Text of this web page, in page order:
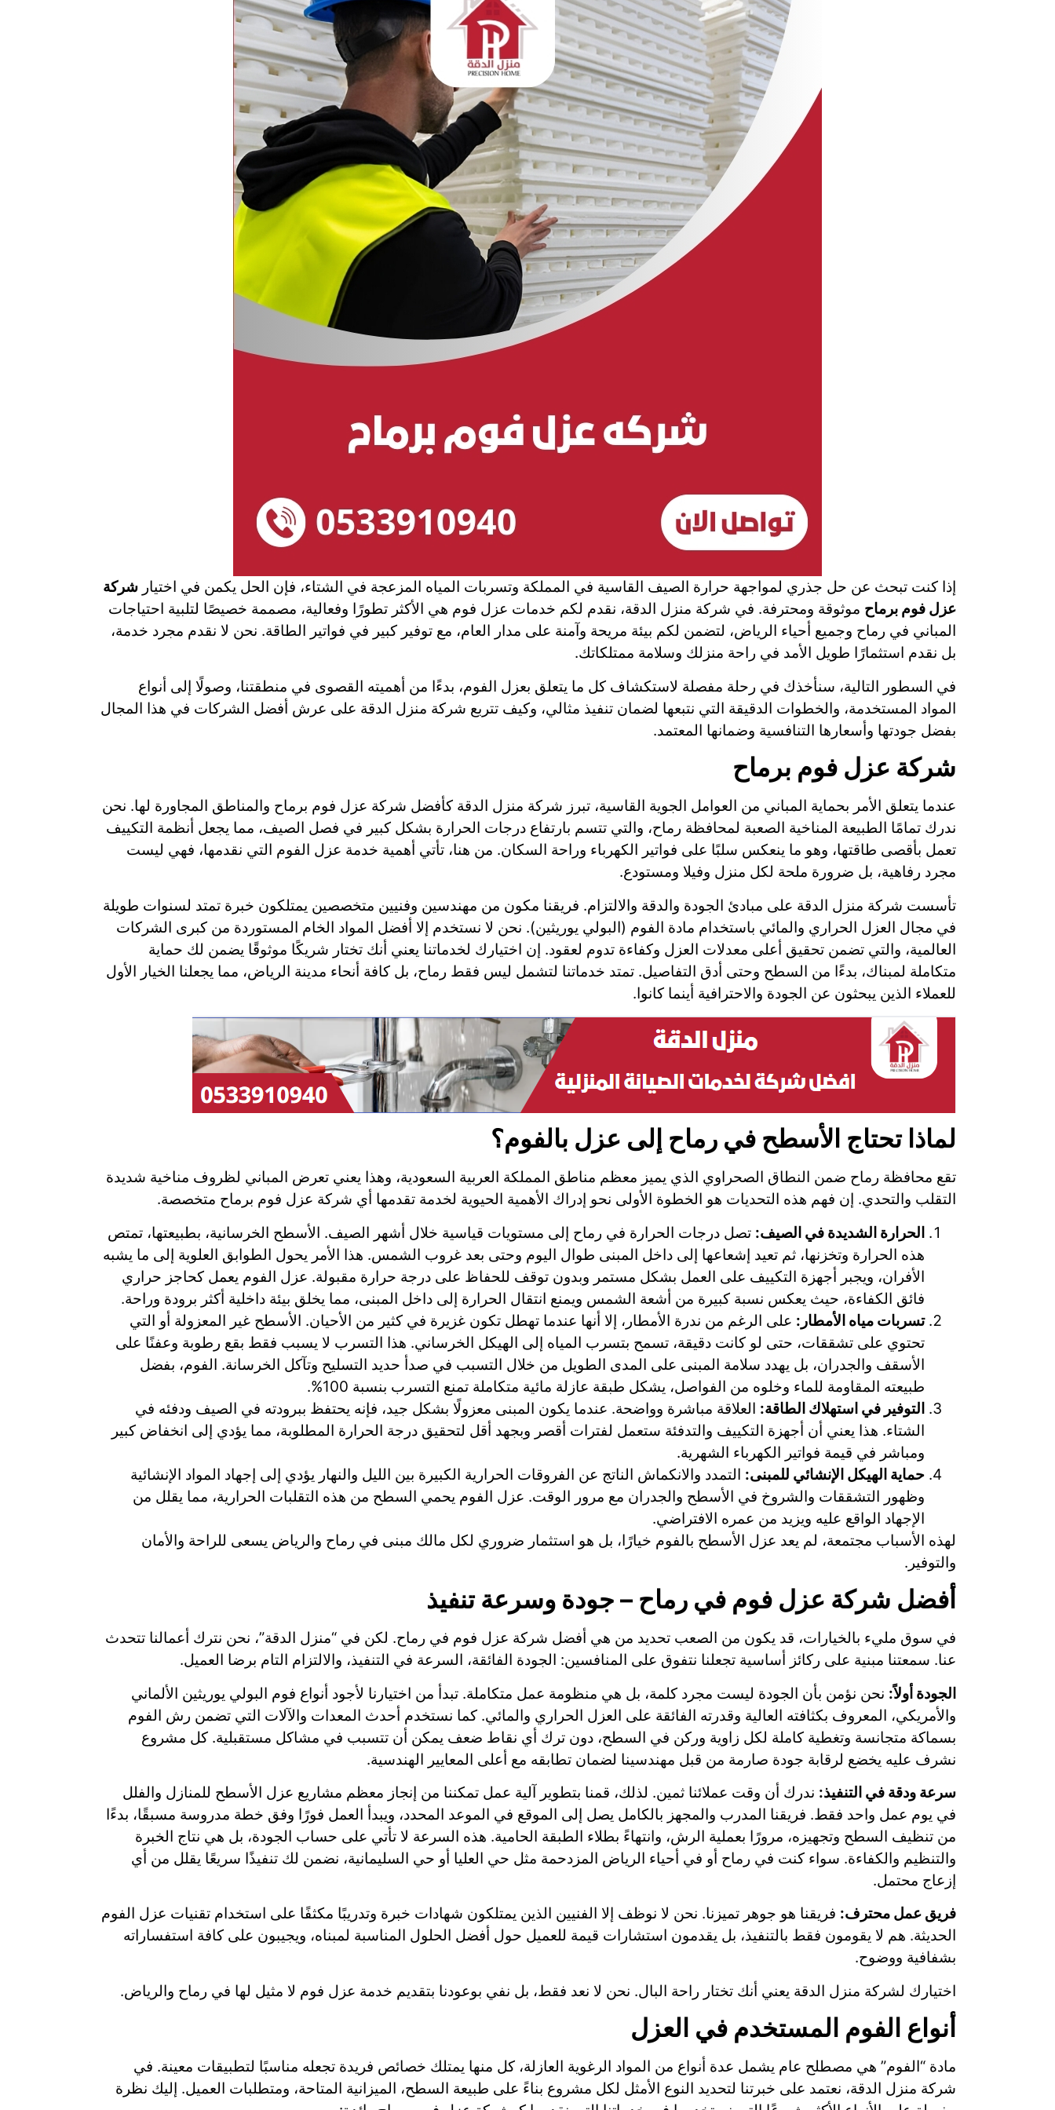
إذا كنت تبحث عن حل جذري لمواجهة حرارة الصيف القاسية في المملكة وتسربات المياه المزعجة في الشتاء، فإن الحل يكمن في اختيارشركة
عزل فوم برماح موثوقة ومحترفة. في شركة منزل الدقة، نقدم لكم خدمات عزل فوم هي الأكثر تطورًا وفعالية، مصممة خصيصًا لتلبية احتياجات
المباني في رماح وجميع أحياء الرياض، لتضمن لكم بيئة مريحة وآمنة على مدار العام، مع توفير كبير في فواتير الطاقة. نحن لا نقدم مجرد خدمة،
بل نقدم استثمارًا طويل الأمد في راحة منزلك وسلامة ممتلكاتك.
في السطور التالية، سنأخذك في رحلة مفصلة لاستكشاف كل ما يتعلق بعزل الفوم، بدءًا من أهميته القصوى في منطقتنا، وصولًا إلى أنواع
المواد المستخدمة، والخطوات الدقيقة التي نتبعها لضمان تنفيذ مثالي، وكيف تتربع شركة منزل الدقة على عرش أفضل الشركات في هذا المجال
بفضل جودتها وأسعارها التنافسية وضمانها المعتمد.
شركة عزل فوم برماح
عندما يتعلق الأمر بحماية المباني من العوامل الجوية القاسية، تبرز شركة منزل الدقة كأفضل شركة عزل فوم برماح والمناطق المجاورة لها. نحن
ندرك تمامًا الطبيعة المناخية الصعبة لمحافظة رماح، والتي تتسم بارتفاع درجات الحرارة بشكل كبير في فصل الصيف، مما يجعل أنظمة التكييف
تعمل بأقصى طاقتها، وهو ما ينعكس سلبًا على فواتير الكهرباء وراحة السكان. من هنا، تأتي أهمية خدمة عزل الفوم التي نقدمها، فهي ليست
مجرد رفاهية، بل ضرورة ملحة لكل منزل وفيلا ومستودع.
تأسست شركة منزل الدقة على مبادئ الجودة والدقة والالتزام. فريقنا مكون من مهندسين وفنيين متخصصين يمتلكون خبرة تمتد لسنوات طويلة
في مجال العزل الحراري والمائي باستخدام مادة الفوم (البولي يوريثين). نحن لا نستخدم إلا أفضل المواد الخام المستوردة من كبرى الشركات
العالمية، والتي تضمن تحقيق أعلى معدلات العزل وكفاءة تدوم لعقود. إن اختيارك لخدماتنا يعني أنك تختار شريكًا موثوقًا يضمن لك حماية
متكاملة لمبناك، بدءًا من السطح وحتى أدق التفاصيل. تمتد خدماتنا لتشمل ليس فقط رماح، بل كافة أنحاء مدينة الرياض، مما يجعلنا الخيار الأول
للعملاء الذين يبحثون عن الجودة والاحترافية أينما كانوا.
لماذا تحتاج الأسطح في رماح إلى عزل بالفوم؟
تقع محافظة رماح ضمن النطاق الصحراوي الذي يميز معظم مناطق المملكة العربية السعودية، وهذا يعني تعرض المباني لظروف مناخية شديدة
التقلب والتحدي. إن فهم هذه التحديات هو الخطوة الأولى نحو إدراك الأهمية الحيوية لخدمة تقدمها أي شركة عزل فوم برماح متخصصة.
الحرارة الشديدة في الصيف: تصل درجات الحرارة في رماح إلى مستويات قياسية خلال أشهر الصيف. الأسطح الخرسانية، بطبيعتها، تمتص
هذه الحرارة وتخزنها، ثم تعيد إشعاعها إلى داخل المبنى طوال اليوم وحتى بعد غروب الشمس. هذا الأمر يحول الطوابق العلوية إلى ما يشبه
الأفران، ويجبر أجهزة التكييف على العمل بشكل مستمر وبدون توقف للحفاظ على درجة حرارة مقبولة. عزل الفوم يعمل كحاجز حراري
فائق الكفاءة، حيث يعكس نسبة كبيرة من أشعة الشمس ويمنع انتقال الحرارة إلى داخل المبنى، مما يخلق بيئة داخلية أكثر برودة وراحة.
تسربات مياه الأمطار: على الرغم من ندرة الأمطار، إلا أنها عندما تهطل تكون غزيرة في كثير من الأحيان. الأسطح غير المعزولة أو التي
تحتوي على تشققات، حتى لو كانت دقيقة، تسمح بتسرب المياه إلى الهيكل الخرساني. هذا التسرب لا يسبب فقط بقع رطوبة وعفنًا على
الأسقف والجدران، بل يهدد سلامة المبنى على المدى الطويل من خلال التسبب في صدأ حديد التسليح وتآكل الخرسانة. الفوم، بفضل
طبيعته المقاومة للماء وخلوه من الفواصل، يشكل طبقة عازلة مائية متكاملة تمنع التسرب بنسبة 100%.
التوفير في استهلاك الطاقة: العلاقة مباشرة وواضحة. عندما يكون المبنى معزولًا بشكل جيد، فإنه يحتفظ ببرودته في الصيف ودفئه في
الشتاء. هذا يعني أن أجهزة التكييف والتدفئة ستعمل لفترات أقصر وبجهد أقل لتحقيق درجة الحرارة المطلوبة، مما يؤدي إلى انخفاض كبير
ومباشر في قيمة فواتير الكهرباء الشهرية.
حماية الهيكل الإنشائي للمبنى: التمدد والانكماش الناتج عن الفروقات الحرارية الكبيرة بين الليل والنهار يؤدي إلى إجهاد المواد الإنشائية
وظهور التشققات والشروخ في الأسطح والجدران مع مرور الوقت. عزل الفوم يحمي السطح من هذه التقلبات الحرارية، مما يقلل من
الإجهاد الواقع عليه ويزيد من عمره الافتراضي.
لهذه الأسباب مجتمعة، لم يعد عزل الأسطح بالفوم خيارًا، بل هو استثمار ضروري لكل مالك مبنى في رماح والرياض يسعى للراحة والأمان
والتوفير.
أفضل شركة عزل فوم في رماح – جودة وسرعة تنفيذ
في سوق مليء بالخيارات، قد يكون من الصعب تحديد من هي أفضل شركة عزل فوم في رماح. لكن في “منزل الدقة”، نحن نترك أعمالنا تتحدث
عنا. سمعتنا مبنية على ركائز أساسية تجعلنا نتفوق على المنافسين: الجودة الفائقة، السرعة في التنفيذ، والالتزام التام برضا العميل.
الجودة أولاً: نحن نؤمن بأن الجودة ليست مجرد كلمة، بل هي منظومة عمل متكاملة. تبدأ من اختيارنا لأجود أنواع فوم البولي يوريثين الألماني
والأمريكي، المعروف بكثافته العالية وقدرته الفائقة على العزل الحراري والمائي. كما نستخدم أحدث المعدات والآلات التي تضمن رش الفوم
بسماكة متجانسة وتغطية كاملة لكل زاوية وركن في السطح، دون ترك أي نقاط ضعف يمكن أن تتسبب في مشاكل مستقبلية. كل مشروع
نشرف عليه يخضع لرقابة جودة صارمة من قبل مهندسينا لضمان تطابقه مع أعلى المعايير الهندسية.
سرعة ودقة في التنفيذ: ندرك أن وقت عملائنا ثمين. لذلك، قمنا بتطوير آلية عمل تمكننا من إنجاز معظم مشاريع عزل الأسطح للمنازل والفلل
في يوم عمل واحد فقط. فريقنا المدرب والمجهز بالكامل يصل إلى الموقع في الموعد المحدد، ويبدأ العمل فورًا وفق خطة مدروسة مسبقًا، بدءًا
من تنظيف السطح وتجهيزه، مرورًا بعملية الرش، وانتهاءً بطلاء الطبقة الحامية. هذه السرعة لا تأتي على حساب الجودة، بل هي نتاج الخبرة
والتنظيم والكفاءة. سواء كنت في رماح أو في أحياء الرياض المزدحمة مثل حي العليا أو حي السليمانية، نضمن لك تنفيذًا سريعًا يقلل من أي
إزعاج محتمل.
فريق عمل محترف: فريقنا هو جوهر تميزنا. نحن لا نوظف إلا الفنيين الذين يمتلكون شهادات خبرة وتدريبًا مكثفًا على استخدام تقنيات عزل الفوم
الحديثة. هم لا يقومون فقط بالتنفيذ، بل يقدمون استشارات قيمة للعميل حول أفضل الحلول المناسبة لمبناه، ويجيبون على كافة استفساراته
بشفافية ووضوح.
اختيارك لشركة منزل الدقة يعني أنك تختار راحة البال. نحن لا نعد فقط، بل نفي بوعودنا بتقديم خدمة عزل فوم لا مثيل لها في رماح والرياض.
أنواع الفوم المستخدم في العزل
مادة “الفوم” هي مصطلح عام يشمل عدة أنواع من المواد الرغوية العازلة، كل منها يمتلك خصائص فريدة تجعله مناسبًا لتطبيقات معينة. في
شركة منزل الدقة، نعتمد على خبرتنا لتحديد النوع الأمثل لكل مشروع بناءً على طبيعة السطح، الميزانية المتاحة، ومتطلبات العميل. إليك نظرة